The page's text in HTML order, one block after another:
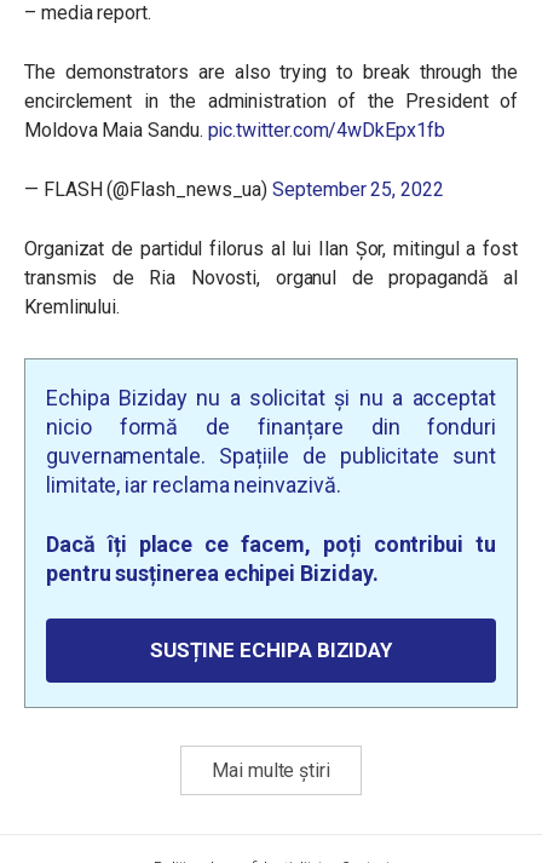
– media report.
The demonstrators are also trying to break through the
encirclement in the administration of the President of
Moldova Maia Sandu. pic.twitter.com/4wDkEpx1fb
— FLASH (@Flash_news_ua)September 25, 2022
Organizat de partidul filorus al lui Ilan Șor, mitingul a fost
transmis de Ria Novosti, organul de propagandă al
Kremlinului.
Echipa Biziday nu a solicitat și nu a acceptat
nicio formă de finanțare din fonduri
guvernamentale. Spațiile de publicitate sunt
limitate, iar reclama neinvazivă.
Dacă îți place ce facem, poți contribui tu
pentru susținerea echipei Biziday.
SUSȚINE ECHIPA BIZIDAY
Mai multe știri